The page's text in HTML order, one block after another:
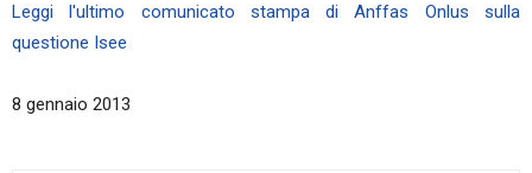
Leggi l'ultimo comunicato stampa di Anffas Onlus sulla
questione Isee
8 gennaio 2013